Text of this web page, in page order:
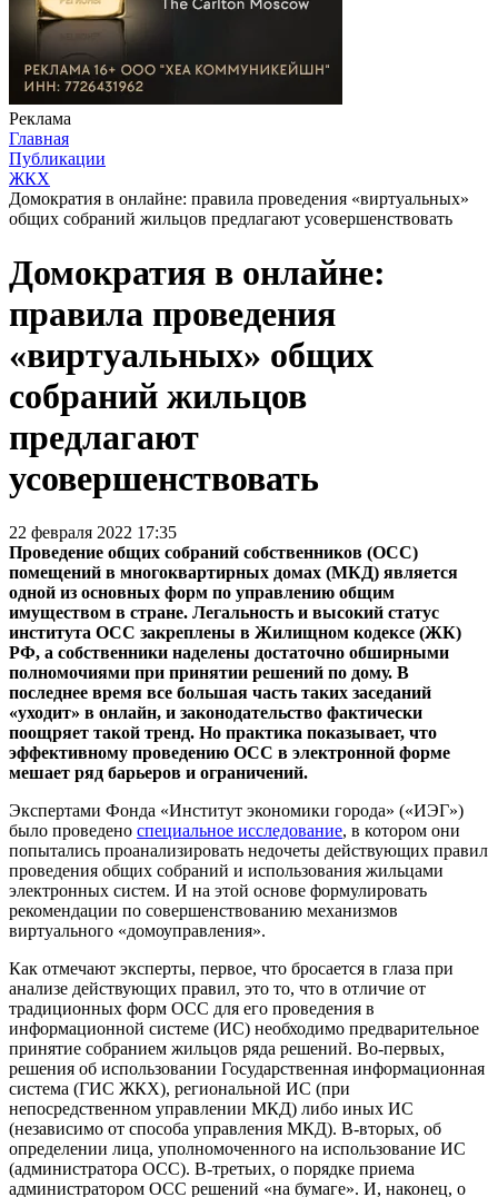
Реклама
Главная
Публикации
ЖКХ
Домократия в онлайне: правила проведения «виртуальных»
общих собраний жильцов предлагают усовершенствовать
Домократия в онлайне:
правила проведения
«виртуальных» общих
собраний жильцов
предлагают
усовершенствовать
22 февраля 2022 17:35
Проведение общих собраний собственников (ОСС)
помещений в многоквартирных домах (МКД) является
одной из основных форм по управлению общим
имуществом в стране. Легальность и высокий статус
института ОСС закреплены в Жилищном кодексе (ЖК)
РФ, а собственники наделены достаточно обширными
полномочиями при принятии решений по дому. В
последнее время все большая часть таких заседаний
«уходит» в онлайн, и законодательство фактически
поощряет такой тренд. Но практика показывает, что
эффективному проведению ОСС в электронной форме
мешает ряд барьеров и ограничений.
Экспертами Фонда «Институт экономики города» («ИЭГ»)
было проведено специальное исследование, в котором они
попытались проанализировать недочеты действующих правил
проведения общих собраний и использования жильцами
электронных систем. И на этой основе формулировать
рекомендации по совершенствованию механизмов
виртуального «домоуправления».
Как отмечают эксперты, первое, что бросается в глаза при
анализе действующих правил, это то, что в отличие от
традиционных форм ОСС для его проведения в
информационной системе (ИС) необходимо предварительное
принятие собранием жильцов ряда решений. Во-первых,
решения об использовании Государственная информационная
система (ГИС ЖКХ), региональной ИС (при
непосредственном управлении МКД) либо иных ИС
(независимо от способа управления МКД). В-вторых, об
определении лица, уполномоченного на использование ИС
(администратора ОСС). В-третьих, о порядке приема
администратором ОСС решений «на бумаге». И, наконец, о